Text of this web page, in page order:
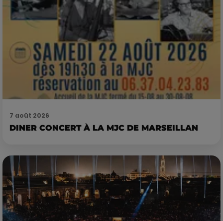
7 août 2026
DINER CONCERT À LA MJC DE MARSEILLAN